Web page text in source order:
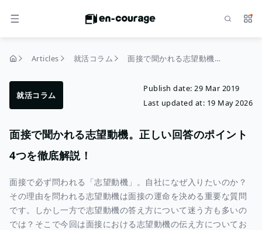
MENU Search
home Articles 就活コラム 面接で聞かれる志望動機。正しい回答のポイント4つを徹底解説！
就活コラム
Publish date: 29 Mar 2019
Last updated at: 19 May 2026
面接で聞かれる志望動機。正しい回答のポイント
4つを徹底解説！
面接で必ず問われる「志望動機」。自社になぜ入りたいのか？
その理由を問われる志望動機は面接の運命を決める重要な質問
です。しかし一方で志望動機の答え方について迷う方も多いの
では？そこで今回は面接における志望動機の伝え方についてお